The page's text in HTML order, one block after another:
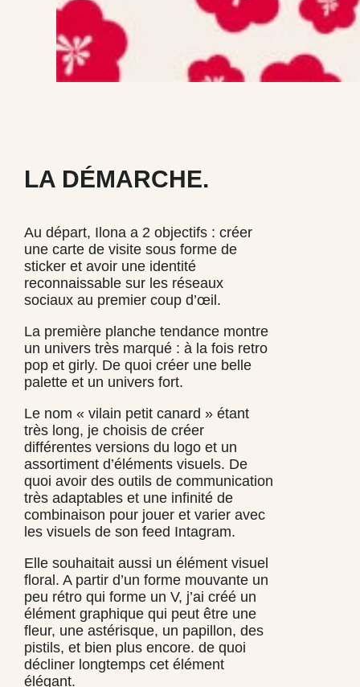
LA DÉMARCHE.
Au départ, Ilona a 2 objectifs : créer
une carte de visite sous forme de
sticker et avoir une identité
reconnaissable sur les réseaux
sociaux au premier coup d’œil.
La première planche tendance montre
un univers très marqué : à la fois retro
pop et girly. De quoi créer une belle
palette et un univers fort.
Le nom « vilain petit canard » étant
très long, je choisis de créer
différentes versions du logo et un
assortiment d’éléments visuels. De
quoi avoir des outils de communication
très adaptables et une infinité de
combinaison pour jouer et varier avec
les visuels de son feed Intagram.
Elle souhaitait aussi un élément visuel
floral. A partir d’un forme mouvante un
peu rétro qui forme un V, j’ai créé un
élément graphique qui peut être une
fleur, une astérisque, un papillon, des
pistils, et bien plus encore. de quoi
décliner longtemps cet élément
élégant.